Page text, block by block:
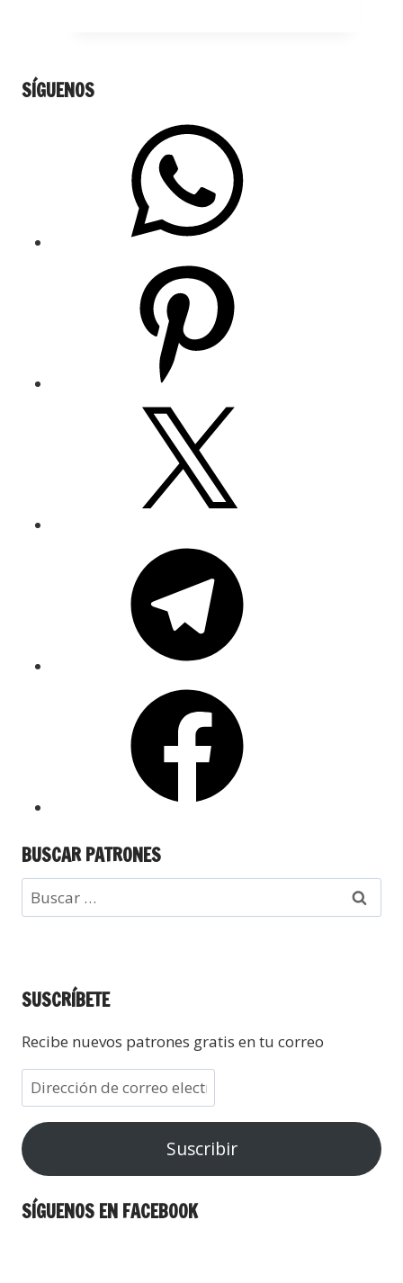
SÍGUENOS
BUSCAR PATRONES
SUSCRÍBETE
Recibe nuevos patrones gratis en tu correo
Suscribir
SÍGUENOS EN FACEBOOK